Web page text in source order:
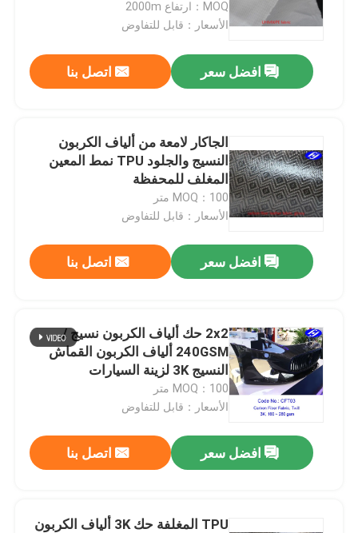
MOQ：ارتفاع 2000m
الأسعار：قابل للتفاوض
افضل سعر اتصل بنا
الجاكار لامعة من ألياف الكربون
النسيج والجلود TPU نمط المعين
المغلف للمحفظة
MOQ：100 متر
الأسعار：قابل للتفاوض
افضل سعر اتصل بنا
2x2 حك ألياف الكربون نسيج /
240GSM ألياف الكربون القماش
النسيج 3K لزينة السيارات
MOQ：100 متر
الأسعار：قابل للتفاوض
افضل سعر اتصل بنا
TPU المغلفة حك 3K ألياف الكربون